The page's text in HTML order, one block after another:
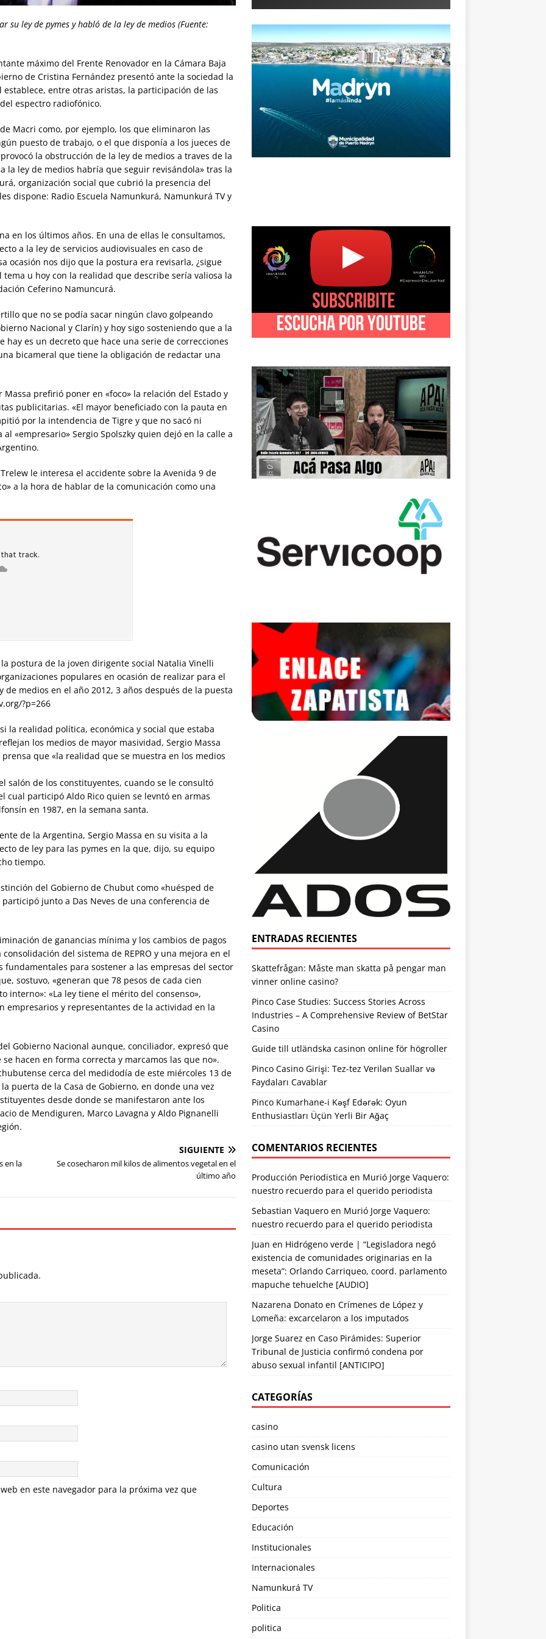
su ley de pymes y habló de la ley de medios (Fuente:
máximo del Frente Renovador en la Cámara Baja
de Cristina Fernández presentó ante la sociedad la
entre otras aristas, la participación de las
espectro radiofónico.
Macri como, por ejemplo, los que eliminaron las
puesto de trabajo, o el que disponía a los jueces de
la obstrucción de la ley de medios a traves de la
la ley de medios habría que seguir revisándola» tras la
organización social que cubrió la presencia del
dispone: Radio Escuela Namunkurá, Namunkurá TV y
en los últimos años. En una de ellas le consultamos,
a la ley de servicios audiovisuales en caso de
ocasión nos dijo que la postura era revisarla, ¿sigue
u hoy con la realidad que describe sería valiosa la
Ceferino Namuncurá.
que no se podía sacar ningún clavo golpeando
Nacional y Clarín) y hoy sigo sosteniendo que a la
hay es un decreto que hace una serie de correcciones
bicameral que tiene la obligación de redactar una
prefirió poner en «foco» la relación del Estado y
publicitarias. «El mayor beneficiado con la pauta en
por la intendencia de Tigre y que no sacó ni
«empresario» Sergio Spolszky quien dejó en la calle a
le interesa el accidente sobre la Avenida 9 de
a la hora de hablar de la comunicación como una
postura de la joven dirigente social Natalia Vinelli
populares en ocasión de realizar para el
de medios en el año 2012, 3 años después de la puesta
?p=266
la realidad política, económica y social que estaba
los medios de mayor masividad, Sergio Massa
que «la realidad que se muestra en los medios
salón de los constituyentes, cuando se le consultó
cual participó Aldo Rico quien se levntó en armas
en 1987, en la semana santa.
de la Argentina, Sergio Massa en su visita a la
de ley para las pymes en la que, dijo, su equipo
tiempo.
del Gobierno de Chubut como «huésped de
junto a Das Neves de una conferencia de
de ganancias mínima y los cambios de pagos
del sistema de REPRO y una mejora en el
para sostener a las empresas del sector
sostuvo, «generan que 78 pesos de cada cien
interno»: «La ley tiene el mérito del consenso»,
empresarios y representantes de la actividad en la
Gobierno Nacional aunque, conciliador, expresó que
hacen en forma correcta y marcamos las que no».
cerca del medidodía de este miércoles 13 de
puerta de la Casa de Gobierno, en donde una vez
desde donde se manifestaron ante los
de Mendiguren, Marco Lavagna y Aldo Pignanelli
en la
SIGUIENTE
Se cosecharon mil kilos de alimentos vegetal en el
último año
en este navegador para la próxima vez que
ENTRADAS RECIENTES
Skattefrågan: Måste man skatta på pengar man
vinner online casino?
Pinco Case Studies: Success Stories Across
Industries – A Comprehensive Review of BetStar
Casino
Guide till utländska casinon online för högroller
Pinco Casino Girişi: Tez-tez Verilən Suallar və
Faydaları Cavablar
Pinco Kumarhane-i Kəşf Edərək: Oyun
Enthusiastları Üçün Yerli Bir Ağaç
COMENTARIOS RECIENTES
Producción Periodistica en Murió Jorge Vaquero:
nuestro recuerdo para el querido periodista
Sebastian Vaqueroen Murió Jorge Vaquero:
nuestro recuerdo para el querido periodista
Juan en Hidrógeno verde | “Legisladora negó
existencia de comunidades originarias en la
meseta”: Orlando Carriqueo, coord. parlamento
mapuche tehuelche [AUDIO]
Nazarena Donatoen Crímenes de López y
Lomeña: excarcelaron a los imputados
Jorge Suarez en Caso Pirámides: Superior
Tribunal de Justicia confirmó condena por
abuso sexual infantil [ANTICIPO]
CATEGORÍAS
casino
casino utan svensk licens
Comunicación
Cultura
Deportes
Educación
Institucionales
Internacionales
Namunkurá TV
Politica
politica